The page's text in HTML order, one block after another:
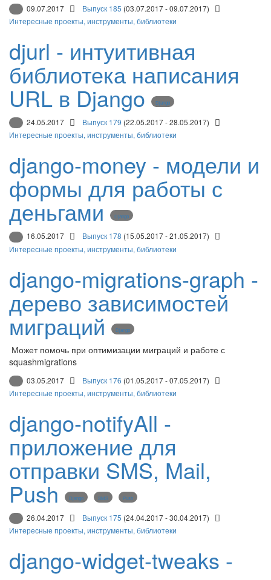
09.07.2017 Выпуск 185 (03.07.2017 - 09.07.2017)
Интересные проекты, инструменты, библиотеки
djurl - интуитивная
библиотека написания
URL в Django Django
24.05.2017 Выпуск 179 (22.05.2017 - 28.05.2017)
Интересные проекты, инструменты, библиотеки
django-money - модели и
формы для работы с
деньгами Django
16.05.2017 Выпуск 178 (15.05.2017 - 21.05.2017)
Интересные проекты, инструменты, библиотеки
django-migrations-graph -
дерево зависимостей
миграций Django
Может помочь при оптимизации миграций и работе с
squashmigrations
03.05.2017 Выпуск 176 (01.05.2017 - 07.05.2017)
Интересные проекты, инструменты, библиотеки
django-notifyAll -
приложение для
отправки SMS, Mail,
Push Django SMS Push
26.04.2017 Выпуск 175 (24.04.2017 - 30.04.2017)
Интересные проекты, инструменты, библиотеки
django-widget-tweaks -